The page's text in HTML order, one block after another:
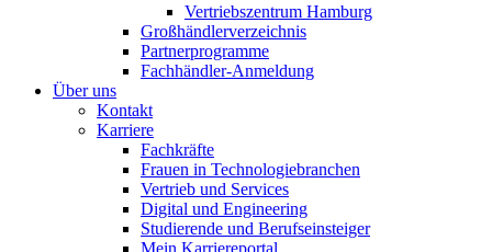
Vertriebszentrum Hamburg
Großhändlerverzeichnis
Partnerprogramme
Fachhändler-Anmeldung
Über uns
Kontakt
Karriere
Fachkräfte
Frauen in Technologiebranchen
Vertrieb und Services
Digital und Engineering
Studierende und Berufseinsteiger
Mein Karriereportal